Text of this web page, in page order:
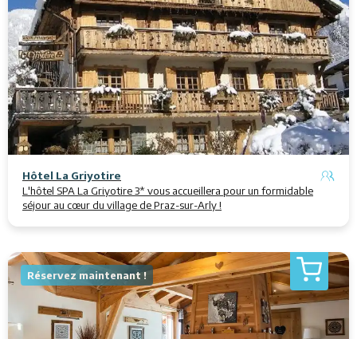
Hôtel La Griyotire
L'hôtel SPA La Griyotire 3* vous accueillera pour un formidable
séjour au cœur du village de Praz-sur-Arly !
Réservez maintenant !